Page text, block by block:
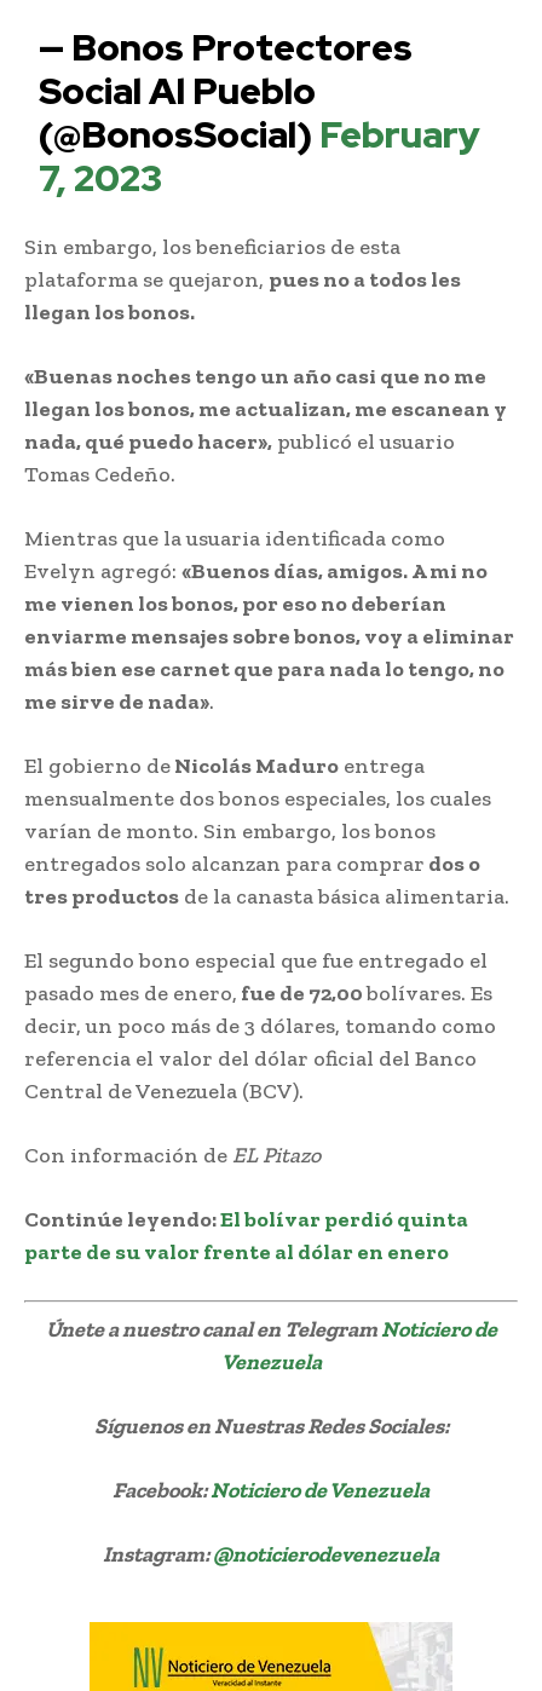
— Bonos Protectores
Social Al Pueblo
(@BonosSocial) February
7, 2023
Sin embargo, los beneficiarios de esta
plataforma se quejaron, pues no a todos les
llegan los bonos.
«Buenas noches tengo un año casi que no me
llegan los bonos, me actualizan, me escanean y
nada, qué puedo hacer», publicó el usuario
Tomas Cedeño.
Mientras que la usuaria identificada como
Evelyn agregó: «Buenos días, amigos. A mi no
me vienen los bonos, por eso no deberían
enviarme mensajes sobre bonos, voy a eliminar
más bien ese carnet que para nada lo tengo, no
me sirve de nada».
El gobierno deNicolás Maduro entrega
mensualmente dos bonos especiales, los cuales
varían de monto. Sin embargo, los bonos
entregados solo alcanzan para comprar dos o
tres productos de la canasta básica alimentaria.
El segundo bono especial que fue entregado el
pasado mes de enero, fue de 72,00bolívares. Es
decir, un poco más de 3 dólares, tomando como
referencia el valor del dólar oficial del Banco
Central de Venezuela (BCV).
Con información de EL Pitazo
Continúe leyendo:El bolívar perdió quinta
parte de su valor frente al dólar en enero
Únete a nuestro canal en TelegramNoticiero de
Venezuela
Síguenosen Nuestras Redes Sociales:
Facebook:Noticiero de Venezuela
Instagram:@noticierodevenezuela